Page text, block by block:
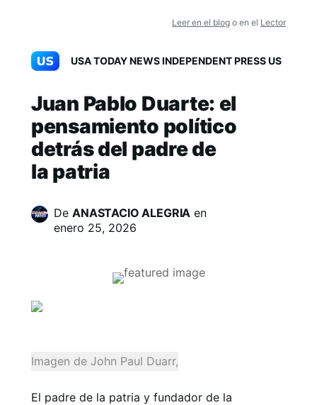
Leer en el blog o en el Lector
USA TODAY NEWS INDEPENDENT PRESS US
Juan Pablo Duarte: el
pensamiento político
detrás del padre de
la patria
De ANASTACIO ALEGRIA en
enero 25, 2026
Imagen de John Paul Duarr,
El padre de la patria y fundador de la